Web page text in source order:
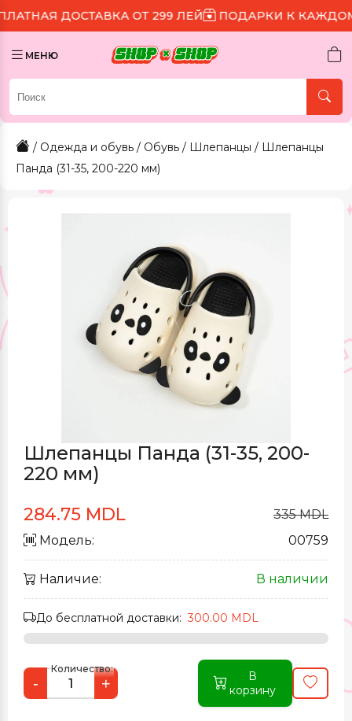
ОТ 299 ЛЕЙ ПОДАРКИ К КАЖДОМУ ЗАКАЗУ
МЕНЮ
/ Одежда и обувь / Обувь / Шлепанцы / Шлепанцы
Панда (31-35, 200-220 мм)
Шлепанцы Панда (31-35, 200-
220 мм)
284.75 MDL
335 MDL
Модель:
00759
Наличие: В наличии
До бесплатной доставки:300.00 MDL
Количество:
- +
В
корзину